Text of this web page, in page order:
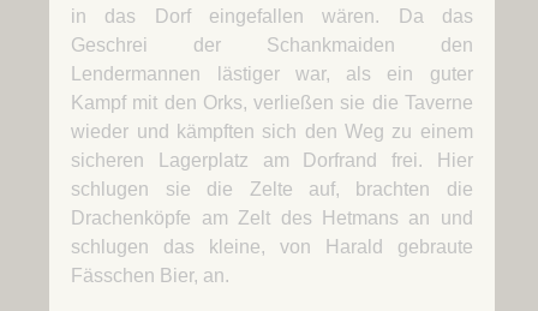
in das Dorf eingefallen wären. Da das
Geschrei der Schankmaiden den
Lendermannen lästiger war, als ein guter
Kampf mit den Orks, verließen sie die Taverne
wieder und kämpften sich den Weg zu einem
sicheren Lagerplatz am Dorfrand frei. Hier
schlugen sie die Zelte auf, brachten die
Drachenköpfe am Zelt des Hetmans an und
schlugen das kleine, von Harald gebraute
Fässchen Bier, an.